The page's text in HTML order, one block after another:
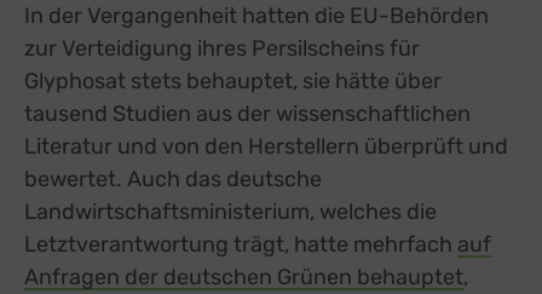
In der Vergangenheit hatten die EU-Behörden
zur Verteidigung ihres Persilscheins für
Glyphosat stets behauptet, sie hätte über
tausend Studien aus der wissenschaftlichen
Literatur und von den Herstellern überprüft und
bewertet. Auch das deutsche
Landwirtschaftsministerium, welches die
Letztverantwortung trägt, hatte mehrfach auf
Anfragen der deutschen Grünen behauptet,